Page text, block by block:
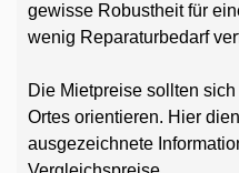
gewisse Robustheit für
wenig Reparaturbedarf
Die Mietpreise sollten
Ortes orientieren. Hier
ausgezeichnete